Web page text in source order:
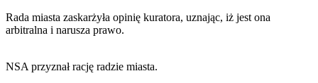
Rada miasta zaskarżyła opinię kuratora, uznając, iż jest ona
arbitralna i narusza prawo.
NSA przyznał rację radzie miasta.